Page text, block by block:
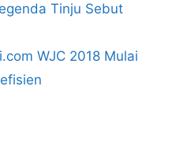
Tinju Sebut
WJC 2018 Mulai